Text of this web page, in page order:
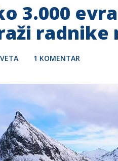
3.000
radnike
1 KOMENTAR